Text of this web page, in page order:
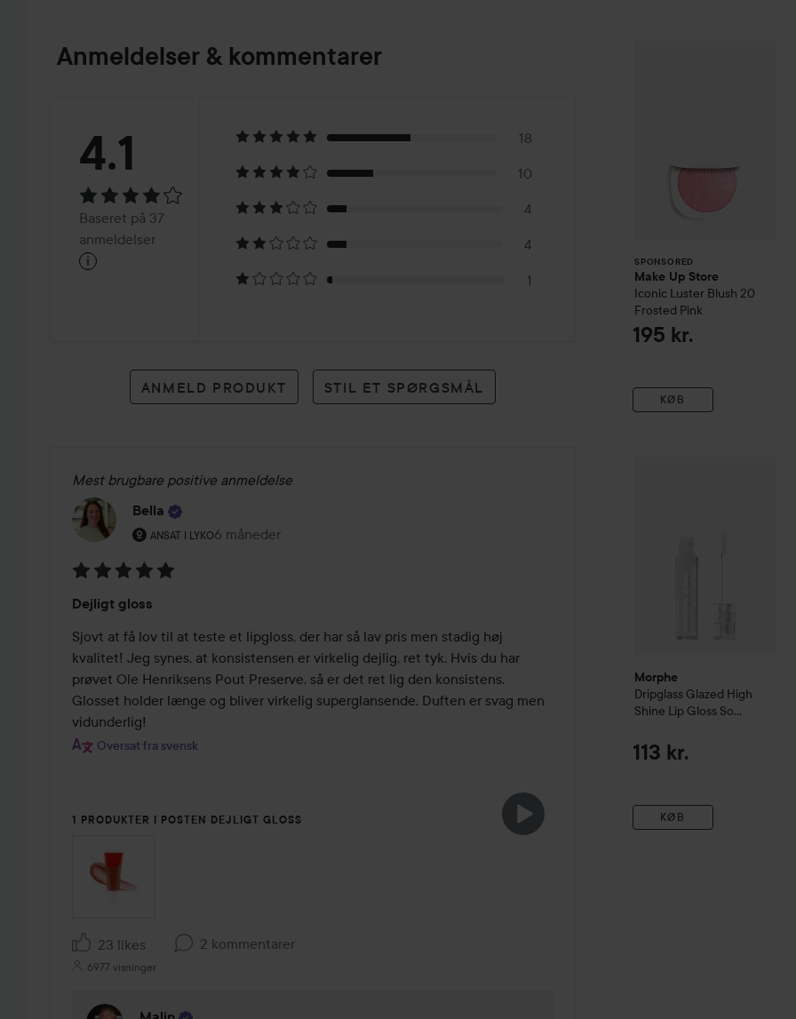
Anmeldelser & kommentarer
Bedømmelse:
4.1Baseret
på
anmeldelser
4.1
Baseret på 37
anmeldelser
i
18
10
4
4
1
ANMELD PRODUKT STIL ET SPØRGSMÅL
Mest brugbare positive anmeldelse
Bella
ANSAT I LYKO
Brugerens rolle: Ansat i Lyko.
6 måneder
Posten blev oprettet 6 måneder
5
ud
af
5
Dejligt gloss
Sjovt at få lov til at teste et lipgloss, der har så lav pris men stadig høj
kvalitet! Jeg synes, at konsistensen er virkelig dejlig, ret tyk. Hvis du har
prøvet Ole Henriksens Pout Preserve, så er det ret lig den konsistens.
Glosset holder længe og bliver virkelig superglansende. Duften er svag men
vidunderlig!
Oversat fra svensk
1 PRODUKTER I POSTEN DEJLIGT GLOSS
23 likes 2 kommentarer
6977 visninger
SPONSORED
Make Up Store
Iconic Luster Blush 20
Frosted Pink
195 kr.
KØB
Morphe
Dripglass Glazed High
Shine Lip Gloss So
113 kr.
KØB
Dripglass Glazed